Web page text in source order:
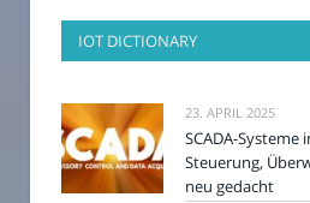
IOT DICTIONARY
23. APRIL 2025
SCADA-Systeme
Steuerung,
neu gedacht